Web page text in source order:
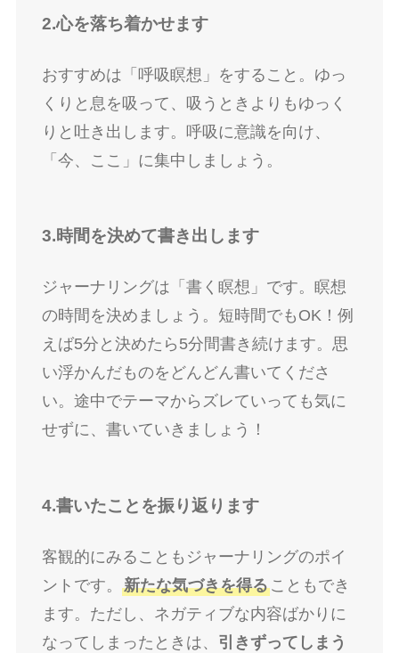
2.心を落ち着かせます
おすすめは「呼吸瞑想」をすること。ゆっ
くりと息を吸って、吸うときよりもゆっく
りと吐き出します。呼吸に意識を向け、
「今、ここ」に集中しましょう。
3.時間を決めて書き出します
ジャーナリングは「書く瞑想」です。瞑想
の時間を決めましょう。短時間でもOK！例
えば5分と決めたら5分間書き続けます。思
い浮かんだものをどんどん書いてくださ
い。途中でテーマからズレていっても気に
せずに、書いていきましょう！
4.書いたことを振り返ります
客観的にみることもジャーナリングのポイ
ントです。 新たな気づきを得ることもでき
ます。ただし、ネガティブな内容ばかりに
なってしまったときは、 引きずってしまう